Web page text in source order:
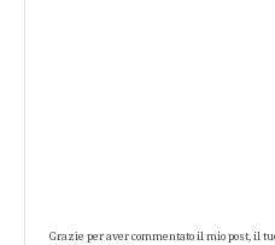
Grazie per aver commentato il mio post, il